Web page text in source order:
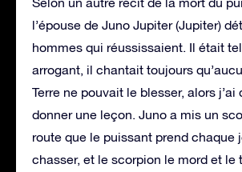
l’épouse de Juno Jupiter (Jupiter)
hommes qui réussissaient. Il était
arrogant, il chantait toujours
Terre ne pouvait le blesser, alors j’ai
donner une leçon. Juno a mis un
route que le puissant prend chaque
chasser, et le scorpion le mord et le